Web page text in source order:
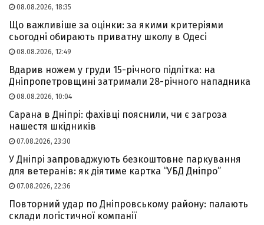
08.08.2026, 18:35
Що важливіше за оцінки: за якими критеріями
сьогодні обирають приватну школу в Одесі
08.08.2026, 12:49
Вдарив ножем у груди 15-річного підлітка: на
Дніпропетровщині затримали 28-річного нападника
08.08.2026, 10:04
Сарана в Дніпрі: фахівці пояснили, чи є загроза
нашестя шкідників
07.08.2026, 23:30
У Дніпрі запроваджують безкоштовне паркування
для ветеранів: як діятиме картка “УБД Дніпро”
07.08.2026, 22:36
Повторний удар по Дніпровському району: палають
склади логістичної компанії